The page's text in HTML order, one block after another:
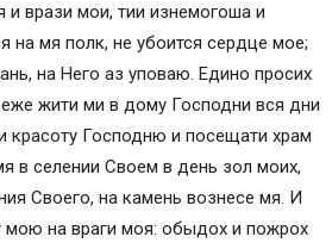
врази мои, тии изнемогоша и
на мя полк, не убоится сердце мое;
на Него аз уповаю. Едино просих
жити ми в дому Господни вся дни
красоту Господню и посещати храм
в селении Своем в день зол моих,
Своего, на камень вознесе мя. И
мою на враги моя: обыдох и пожрох